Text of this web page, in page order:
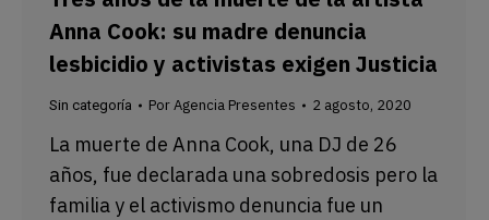
Anna Cook: su madre denuncia
lesbicidio y activistas exigen Justicia
Sin categoría PorAgencia Presentes 2 agosto, 2020
La muerte de Anna Cook, una DJ de 26
años, fue declarada una sobredosis pero la
familia y el activismo denuncia fue un